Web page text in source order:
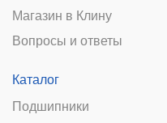
Магазин в Клину
Вопросы и ответы
Каталог
Подшипники